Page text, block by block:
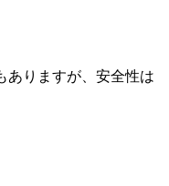
ありますが、安全性は